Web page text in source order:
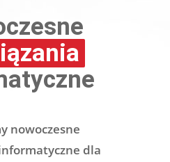
nowoczesne
dla